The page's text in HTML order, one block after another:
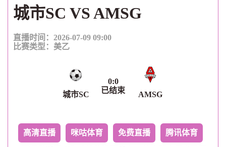
城市SC VS AMSG
直播时间：2026-07-09 09:00
比赛类型： 美乙
城市SC
0:0
已结束
AMSG
高清直播 咪咕体育 免费直播 腾讯体育